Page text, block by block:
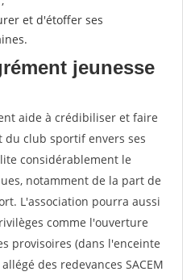
et d'étoffer ses
jeunesse
aide à crédibiliser et faire
club sportif envers ses
considérablement le
notamment de la part de
L'association pourra aussi
comme l'ouverture
provisoires (dans l'enceinte
des redevances SACEM